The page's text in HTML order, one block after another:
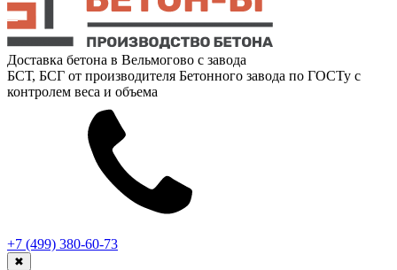
Доставка бетона в Вельмогово с завода
БСТ, БСГ от производителя Бетонного завода по ГОСТу с
контролем веса и объема
+7 (499) 380-60-73
✖